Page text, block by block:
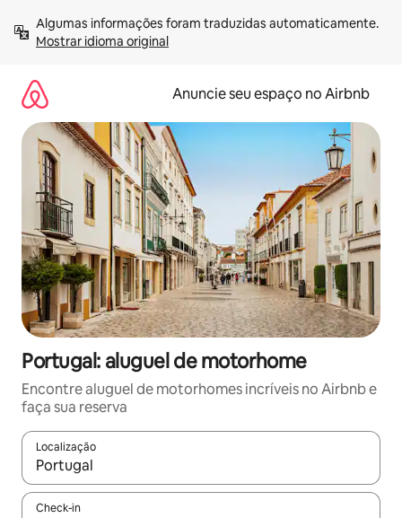
para
Mostrar idioma original
Anuncie seu espaço no Airbnb
Portugal: aluguel de motorhome
Encontre aluguel de motorhomes incríveis no Airbnb e
faça sua reserva
Localização
Quando os resultados estiverem disponíveis, explore-os
Check-in